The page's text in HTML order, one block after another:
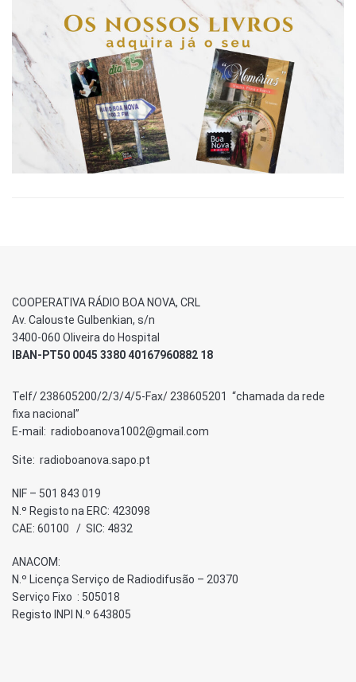
COOPERATIVA RÁDIO BOA NOVA, CRL
Av. Calouste Gulbenkian, s/n
3400-060 Oliveira do Hospital
IBAN-PT50 0045 3380 40167960882 18
Telf/ 238605200/2/3/4/5-Fax/ 238605201 “chamada da rede
fixa nacional”
E-mail: radioboanova1002@gmail.com
Site: radioboanova.sapo.pt
NIF – 501 843 019
N.º Registo na ERC: 423098
CAE: 60100 / SIC: 4832
ANACOM:
N.º Licença Serviço de Radiodifusão – 20370
Serviço Fixo : 505018
Registo INPI N.º 643805